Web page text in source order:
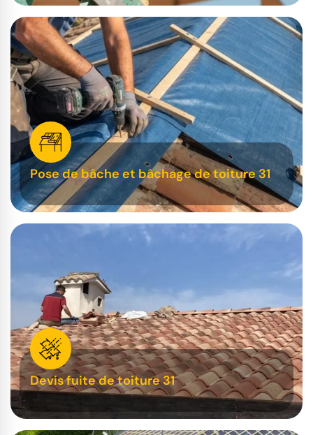
Pose de bâche et bâchage de toiture 31
Devis fuite de toiture 31